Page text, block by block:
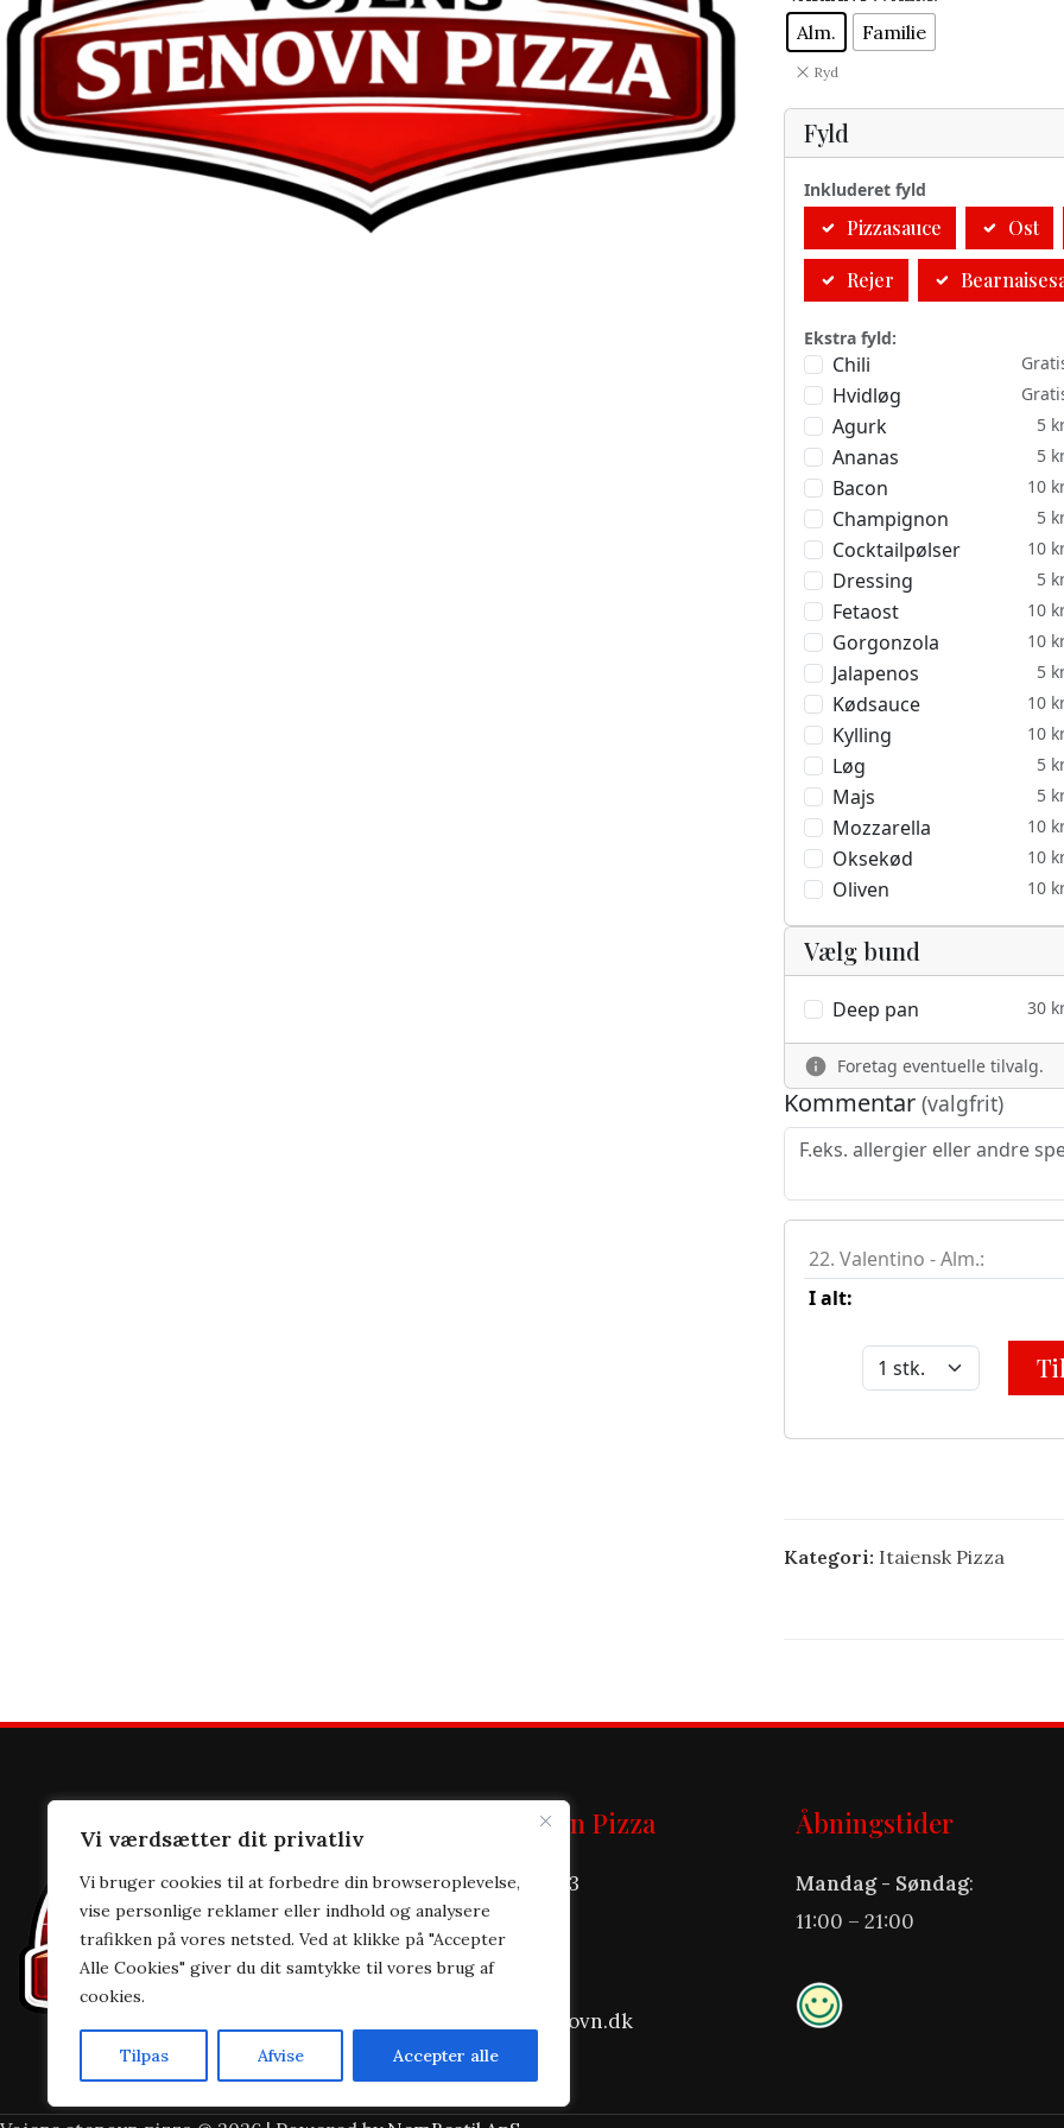
Vi værdsætter dit privatliv
Vi bruger cookies til at forbedre din browseroplevelse,
vise personlige reklamer eller indhold og analysere
trafikken på vores netsted. Ved at klikke på "Accepter
Alle Cookies" giver du dit samtykke til vores brug af
cookies.
Tilpas Afvise Accepter alle
Alm.
Familie
Ryd
Kategori: Itaiensk Pizza
Vojens Stenovn Pizza
Rådhuscentret 33
6500 Vojens
+45 74 50 60 70
info@vojensstenovn.dk
CVR: 44887533
Åbningstider
Mandag - Søndag:
11:00 – 21:00